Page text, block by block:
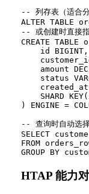
-- 列存表（适合
ALTER TABLE
-- 或创建时直接
CREATE
    id BIGINT,
amount
status
SHARD
) ENGINE =
-- 查询时自动选
SELECT
FROM
HTAP 能力